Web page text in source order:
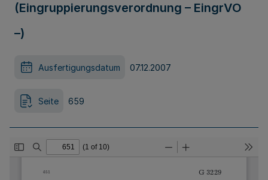
(Eingruppierungsverordnung – EingrVO
–)
Ausfertigungsdatum 07.12.2007
Seite 659